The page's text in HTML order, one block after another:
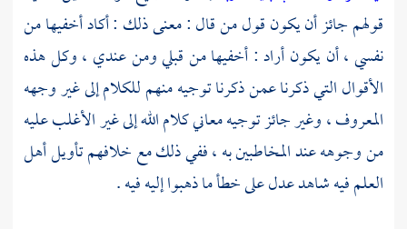
قولهم جائز أن يكون قول من قال : معنى ذلك : أكاد أخفيها من
نفسي ، أن يكون أراد : أخفيها من قبلي ومن عندي ، وكل هذه
الأقوال التي ذكرنا عمن ذكرنا توجيه منهم للكلام إلى غير وجهه
المعروف ، وغير جائز توجيه معاني كلام الله إلى غير الأغلب عليه
من وجوهه عند المخاطبين به ، ففي ذلك مع خلافهم تأويل أهل
العلم فيه شاهد عدل على خطأ ما ذهبوا إليه فيه .